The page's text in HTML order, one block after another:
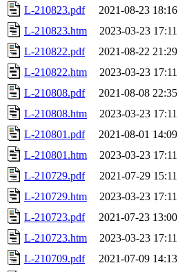
L-210823.pdf
2021-08-23 18:16
L-210823.htm
2023-03-23 17:11
L-210822.pdf
2021-08-22 21:29
L-210822.htm
2023-03-23 17:11
L-210808.pdf
2021-08-08 22:35
L-210808.htm
2023-03-23 17:11
L-210801.pdf
2021-08-01 14:09
L-210801.htm
2023-03-23 17:11
L-210729.pdf
2021-07-29 15:11
L-210729.htm
2023-03-23 17:11
L-210723.pdf
2021-07-23 13:00
L-210723.htm
2023-03-23 17:11
L-210709.pdf
2021-07-09 14:13